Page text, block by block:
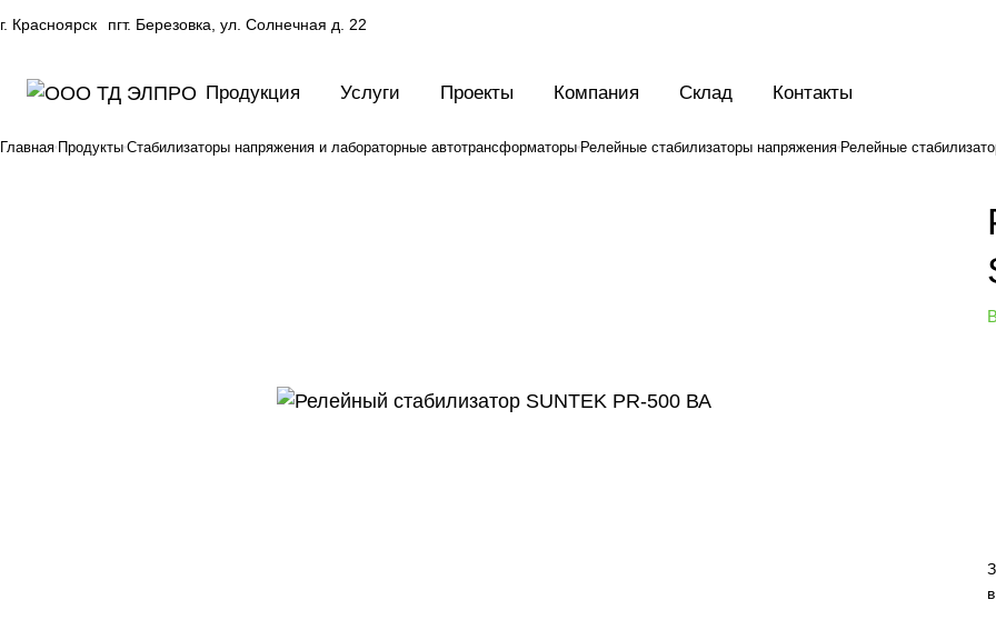
г. Красноярск пгт. Березовка, ул. Солнечная д. 22
Продукция Услуги Проекты Компания Склад Контакты
Главная Продукты Стабилизаторы напряжения и лабораторные автотрансформаторы Релейные стабилизаторы напряжения Релейные